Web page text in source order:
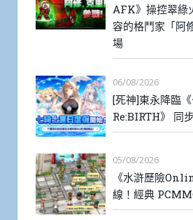
AFK》操控翠綠
容的格鬥家「阿
場
06/08/2026
[死神]東永降臨
Re:BIRTH》 同
05/08/2026
《水滸歷險
線！經典